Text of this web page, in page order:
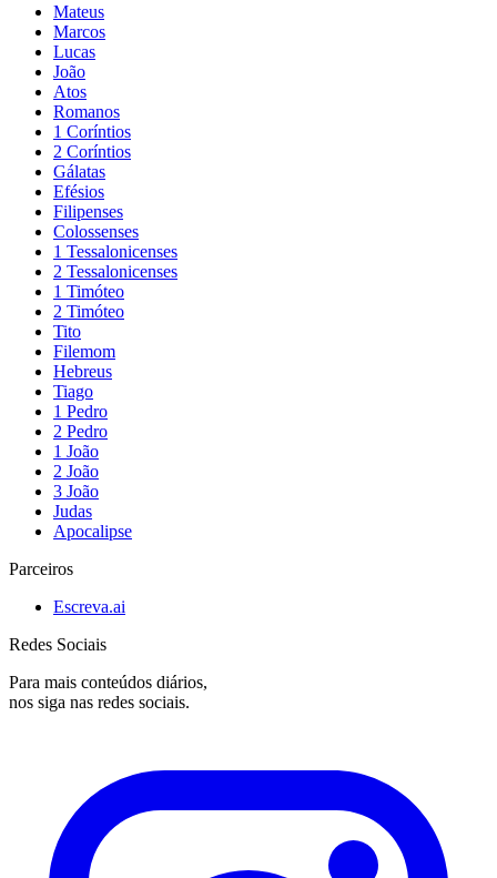
Mateus
Marcos
Lucas
João
Atos
Romanos
1 Coríntios
2 Coríntios
Gálatas
Efésios
Filipenses
Colossenses
1 Tessalonicenses
2 Tessalonicenses
1 Timóteo
2 Timóteo
Tito
Filemom
Hebreus
Tiago
1 Pedro
2 Pedro
1 João
2 João
3 João
Judas
Apocalipse
Parceiros
Escreva.ai
Redes Sociais
Para mais conteúdos diários,
nos siga nas redes sociais.